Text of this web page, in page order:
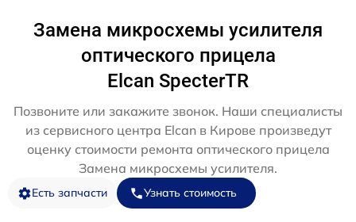
Замена микросхемы усилителя
оптического прицела
Elcan SpecterTR
Позвоните или закажите звонок. Наши специалисты
из сервисного центра Elcan в Кирове произведут
оценку стоимости ремонта оптического прицела
Замена микросхемы усилителя.
Есть запчасти Узнать стоимость